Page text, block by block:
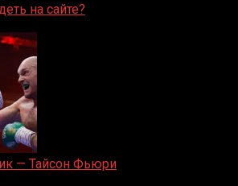
на сайте?
— Тайсон Фьюри